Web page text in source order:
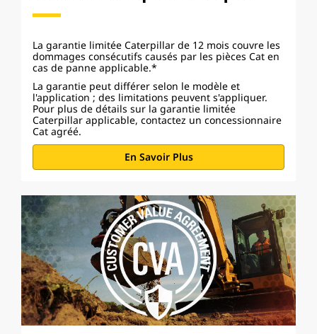
La garantie limitée Caterpillar de 12 mois couvre les
dommages consécutifs causés par les pièces Cat en
cas de panne applicable.*
La garantie peut différer selon le modèle et
l'application ; des limitations peuvent s'appliquer.
Pour plus de détails sur la garantie limitée
Caterpillar applicable, contactez un concessionnaire
Cat agréé.
En Savoir Plus